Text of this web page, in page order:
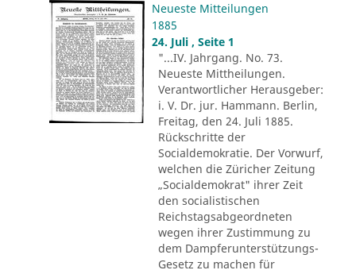
Neueste Mitteilungen
1885
24. Juli , Seite 1
"...IV. Jahrgang. No. 73.
Neueste Mittheilungen.
Verantwortlicher Herausgeber:
i. V. Dr. jur. Hammann. Berlin,
Freitag, den 24. Juli 1885.
Rückschritte der
Socialdemokratie. Der Vorwurf,
welchen die Züricher Zeitung
„Socialdemokrat" ihrer Zeit
den socialistischen
Reichstagsabgeordneten
wegen ihrer Zustimmung zu
dem Dampferunterstützungs-
Gesetz zu machen für